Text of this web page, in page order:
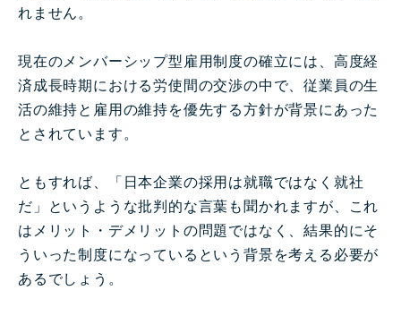
れません。
現在のメンバーシップ型雇用制度の確立には、高度経
済成長時期における労使間の交渉の中で、従業員の生
活の維持と雇用の維持を優先する方針が背景にあった
とされています。
ともすれば、「日本企業の採用は就職ではなく就社
だ」というような批判的な言葉も聞かれますが、これ
はメリット・デメリットの問題ではなく、結果的にそ
ういった制度になっているという背景を考える必要が
あるでしょう。